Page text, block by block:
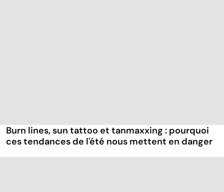
Burn lines, sun tattoo et tanmaxxing : pourquoi
ces tendances de l'été nous mettent en danger